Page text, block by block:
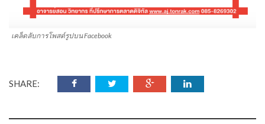
เคล็ดลับการโพสต์รูปบน Facebook
SHARE: